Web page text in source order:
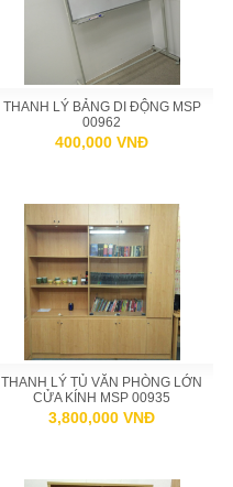
THANH LÝ BẢNG DI ĐỘNG MSP
00962
400,000 VNĐ
THANH LÝ TỦ VĂN PHÒNG LỚN
CỬA KÍNH MSP 00935
3,800,000 VNĐ